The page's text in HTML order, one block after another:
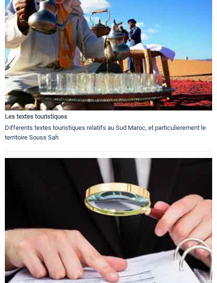
Les textes touristiques
Differents textes touristiques relatifs au Sud Maroc, et particulierement le
territoire Souss Sah